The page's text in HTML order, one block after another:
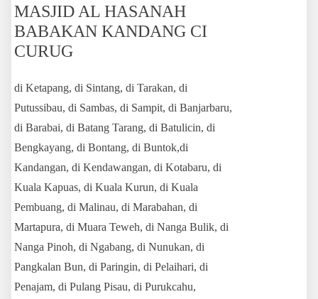
MASJID AL HASANAH
BABAKAN KANDANG CI
CURUG
di Ketapang, di Sintang, di Tarakan, di
Putussibau, di Sambas, di Sampit, di Banjarbaru,
di Barabai, di Batang Tarang, di Batulicin, di
Bengkayang, di Bontang, di Buntok,di
Kandangan, di Kendawangan, di Kotabaru, di
Kuala Kapuas, di Kuala Kurun, di Kuala
Pembuang, di Malinau, di Marabahan, di
Martapura, di Muara Teweh, di Nanga Bulik, di
Nanga Pinoh, di Ngabang, di Nunukan, di
Pangkalan Bun, di Paringin, di Pelaihari, di
Penajam, di Pulang Pisau, di Purukcahu,